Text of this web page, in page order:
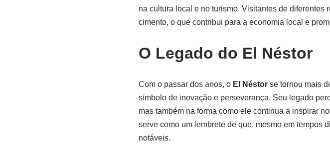
na cultura local e no turismo. Visitantes de diferentes
cimento, o que contribui para a economia local e
O Legado do El Néstor
Com o passar dos anos, o El Néstorse tornou mais
símbolo de inovação e perseverança. Seu legado
mas também na forma como ele continua a inspirar
serve como um lembrete de que, mesmo em tempos
notáveis.